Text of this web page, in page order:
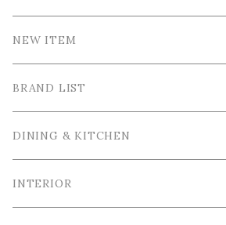
NEW ITEM
BRAND LIST
La Ceramica / ラ・セラミカ
Cutipol / クチポール
DINING & KITCHEN
Tableware / 食器
INTERIOR